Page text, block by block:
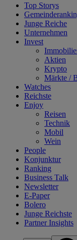
Top Storys
Junge Reiche
Unternehmen
Invest
Aktien
Krypto
Märkte /
Watches
Reichste
Enjoy
Reisen
Technik
Mobil
Wein
People
Konjunktur
Ranking
Business Talk
Newsletter
E-Paper
Bolero
Junge Reichste
Partner Insights